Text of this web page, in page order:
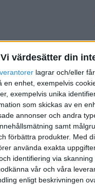
Vi värdesätter din
lagrar och/eller
en enhet, exempelvis
exempelvis unika
som skickas av en
annonser och andra
samt
förbättra produkter. Med
använda exakta
identifiering via
vår och våra
enligt beskrivningen
- vem
14 03:45
jag att Zlatan ska få
roligare att titta
ni?